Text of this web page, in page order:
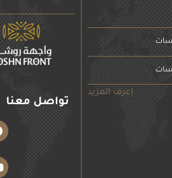
إعرف المزيد
تواصل معنا